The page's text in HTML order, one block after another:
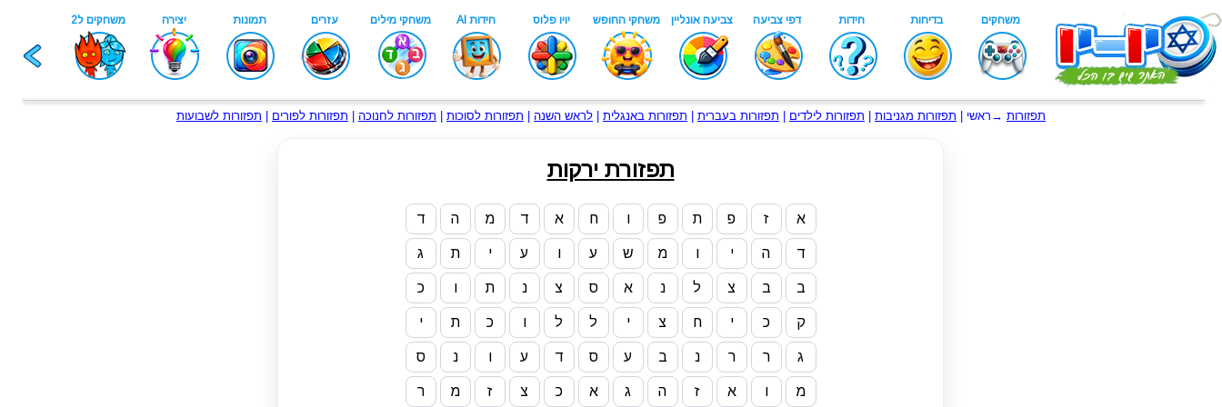
תפזורות →ראשי | תפזורות מגניבות תפזורות לילדים תפזורות בעברית תפזורות באנגלית לראש השנה תפזורות לסוכות תפזורות לחנוכה תפזורות לפורים תפזורות לשבועות
תפזורת ירקות
א ז פ ת פ ו ח א ד מ ה ד
ד ה י ו מ ש ע ו ע י ת ג
ב ב צ ל נ א ס צ נ ת ו כ
ק כ י ח צ י ל ל ו כ ת י
ג ר ר נ ב ע ס ד ע ו נ ס
מ ו א ז ה ג א כ צ ז מ ר